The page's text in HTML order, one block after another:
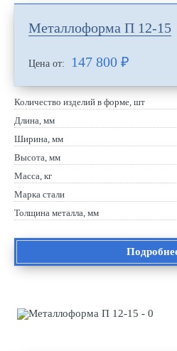
Металлоформа П 12-15
Цена от: 147 800 ₽
Количество изделий в форме, шт
Длина, мм
Ширина, мм
Высота, мм
Масса, кг
Марка стали
Толщина металла, мм